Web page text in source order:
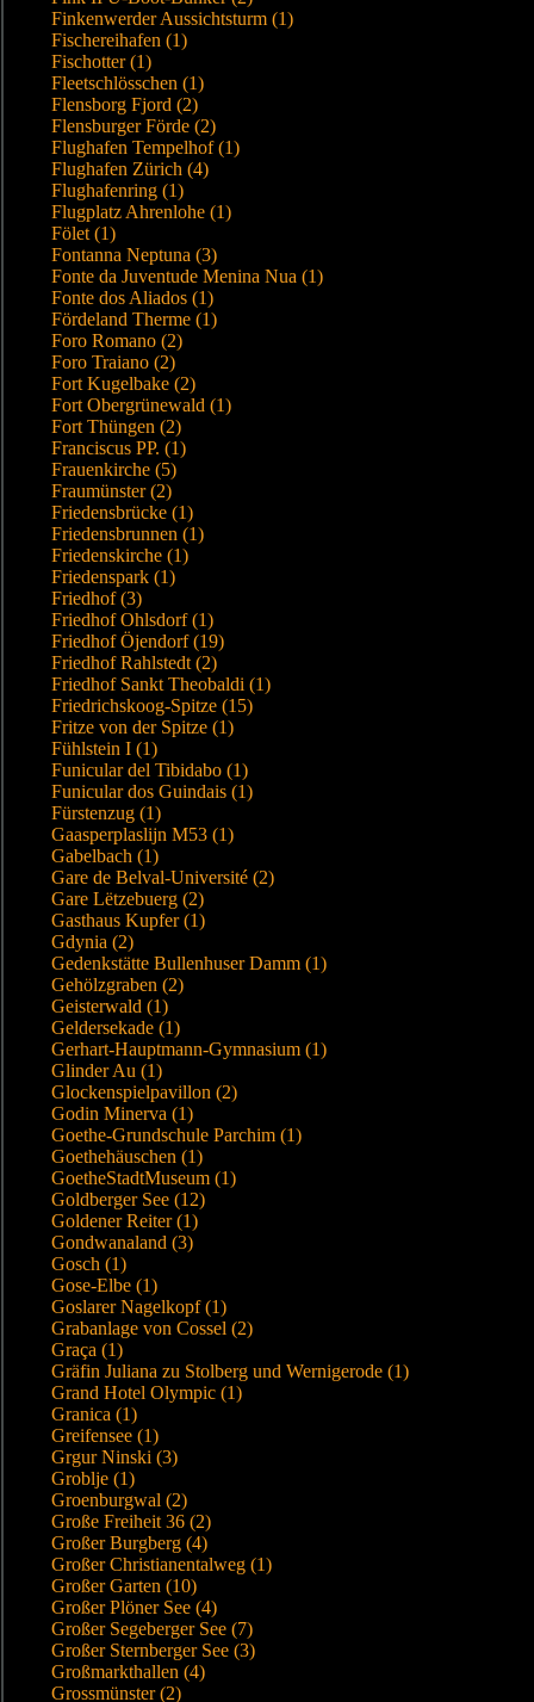
Finkenwerder Aussichtsturm (1)
Fischereihafen (1)
Fischotter (1)
Fleetschlösschen (1)
Flensborg Fjord (2)
Flensburger Förde (2)
Flughafen Tempelhof (1)
Flughafen Zürich (4)
Flughafenring (1)
Flugplatz Ahrenlohe (1)
Fölet (1)
Fontanna Neptuna (3)
Fonte da Juventude Menina Nua (1)
Fonte dos Aliados (1)
Fördeland Therme (1)
Foro Romano (2)
Foro Traiano (2)
Fort Kugelbake (2)
Fort Obergrünewald (1)
Fort Thüngen (2)
Franciscus PP. (1)
Frauenkirche (5)
Fraumünster (2)
Friedensbrücke (1)
Friedensbrunnen (1)
Friedenskirche (1)
Friedenspark (1)
Friedhof (3)
Friedhof Ohlsdorf (1)
Friedhof Öjendorf (19)
Friedhof Rahlstedt (2)
Friedhof Sankt Theobaldi (1)
Friedrichskoog-Spitze (15)
Fritze von der Spitze (1)
Fühlstein I (1)
Funicular del Tibidabo (1)
Funicular dos Guindais (1)
Fürstenzug (1)
Gaasperplaslijn M53 (1)
Gabelbach (1)
Gare de Belval-Université (2)
Gare Lëtzebuerg (2)
Gasthaus Kupfer (1)
Gdynia (2)
Gedenkstätte Bullenhuser Damm (1)
Gehölzgraben (2)
Geisterwald (1)
Geldersekade (1)
Gerhart-Hauptmann-Gymnasium (1)
Glinder Au (1)
Glockenspielpavillon (2)
Godin Minerva (1)
Goethe-Grundschule Parchim (1)
Goethehäuschen (1)
GoetheStadtMuseum (1)
Goldberger See (12)
Goldener Reiter (1)
Gondwanaland (3)
Gosch (1)
Gose-Elbe (1)
Goslarer Nagelkopf (1)
Grabanlage von Cossel (2)
Graça (1)
Gräfin Juliana zu Stolberg und Wernigerode (1)
Grand Hotel Olympic (1)
Granica (1)
Greifensee (1)
Grgur Ninski (3)
Groblje (1)
Groenburgwal (2)
Große Freiheit 36 (2)
Großer Burgberg (4)
Großer Christianentalweg (1)
Großer Garten (10)
Großer Plöner See (4)
Großer Segeberger See (7)
Großer Sternberger See (3)
Großmarkthallen (4)
Grossmünster (2)